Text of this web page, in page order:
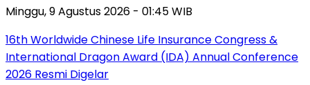
Minggu, 9 Agustus 2026 - 01:45 WIB
16th Worldwide Chinese Life Insurance Congress &
International Dragon Award (IDA) Annual Conference
2026 Resmi Digelar